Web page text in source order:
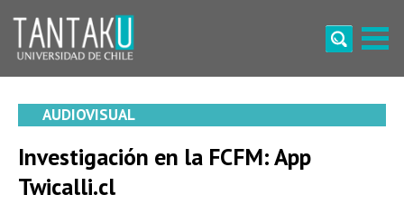
content
AUDIOVISUAL
Investigación en la FCFM: App
Twicalli.cl